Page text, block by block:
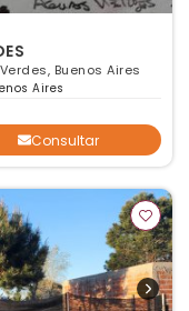
Buenos Aires
Aires
Consultar